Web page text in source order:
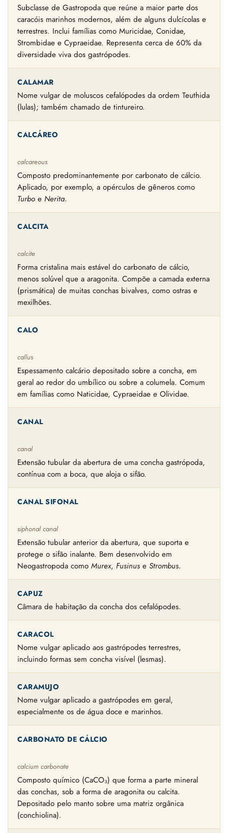
Subclasse de Gastropoda que reúne a maior parte dos
caracóis marinhos modernos, além de alguns dulcícolas e
terrestres. Inclui famílias como Muricidae, Conidae,
Strombidae e Cypraeidae. Representa cerca de 60% da
diversidade viva dos gastrópodes.
CALAMAR
Nome vulgar de moluscos cefalópodes da ordem Teuthida
(lulas); também chamado de tintureiro.
CALCÁREO
calcareous
Composto predominantemente por carbonato de cálcio.
Aplicado, por exemplo, a opérculos de gêneros como
Turbo e Nerita.
CALCITA
calcite
Forma cristalina mais estável do carbonato de cálcio,
menos solúvel que a aragonita. Compõe a camada externa
(prismática) de muitas conchas bivalves, como ostras e
mexilhões.
CALO
callus
Espessamento calcário depositado sobre a concha, em
geral ao redor do umbílico ou sobre a columela. Comum
em famílias como Naticidae, Cypraeidae e Olividae.
CANAL
canal
Extensão tubular da abertura de uma concha gastrópoda,
contínua com a boca, que aloja o sifão.
CANAL SIFONAL
siphonal canal
Extensão tubular anterior da abertura, que suporta e
protege o sifão inalante. Bem desenvolvido em
Neogastropoda como Murex, Fusinus e Strombus.
CAPUZ
Câmara de habitação da concha dos cefalópodes.
CARACOL
Nome vulgar aplicado aos gastrópodes terrestres,
incluindo formas sem concha visível (lesmas).
CARAMUJO
Nome vulgar aplicado a gastrópodes em geral,
especialmente os de água doce e marinhos.
CARBONATO DE CÁLCIO
calcium carbonate
Composto químico (CaCO₃) que forma a parte mineral
das conchas, sob a forma de aragonita ou calcita.
Depositado pelo manto sobre uma matriz orgânica
(conchiolina).